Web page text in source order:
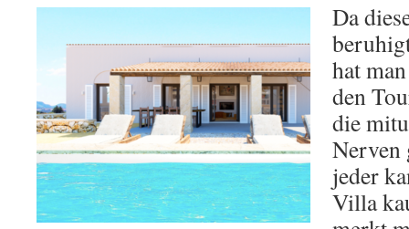
Da
hat
den
die
Nerven
jeder
Villa